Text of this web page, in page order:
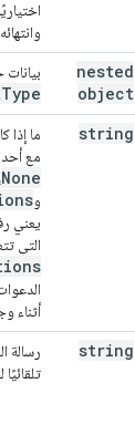
وانتهائه.
nested
object
Type
string
ما
مع
None
و
يعني
التي
أثناء
string